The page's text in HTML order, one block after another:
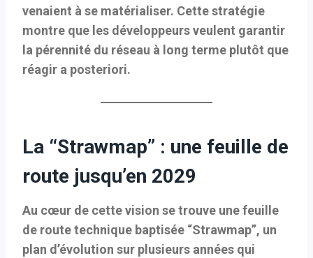
venaient à se matérialiser. Cette stratégie
montre que les développeurs veulent garantir
la pérennité du réseau à long terme plutôt que
réagir a posteriori.
La “Strawmap” : une feuille de
route jusqu’en 2029
Au cœur de cette vision se trouve une feuille
de route technique baptisée “Strawmap”, un
plan d’évolution sur plusieurs années qui